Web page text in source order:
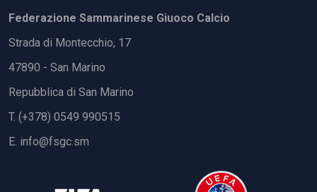
Federazione Sammarinese Giuoco Calcio
Strada di Montecchio, 17
47890 - San Marino
Repubblica di San Marino
T. (+378) 0549 990515
E. info@fsgc.sm